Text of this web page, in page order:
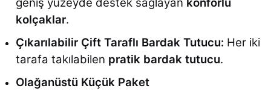
kolçaklar.
Çıkarılabilir Çift Taraflı Bardak Tutucu: Her iki
tarafa takılabilen pratik bardak tutucu.
Olağanüstü Küçük Paket